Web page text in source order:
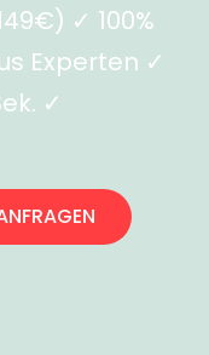
✓ 100%
Experten ✓
✓